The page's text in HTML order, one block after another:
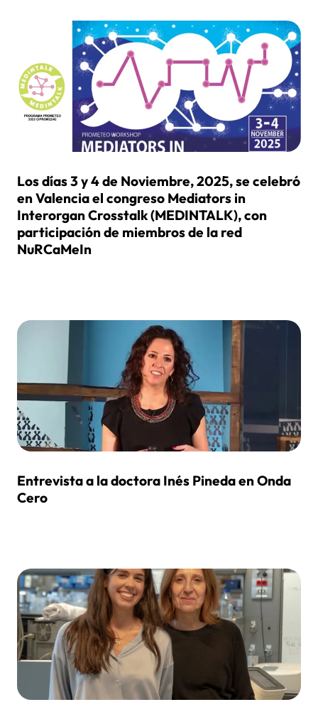
Los días 3 y 4 de Noviembre, 2025, se celebró
en Valencia el congreso Mediators in
Interorgan Crosstalk (MEDINTALK), con
participación de miembros de la red
NuRCaMeIn
Entrevista a la doctora Inés Pineda en Onda
Cero